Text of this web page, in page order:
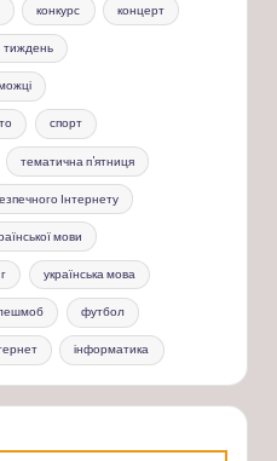
конкурс концерт
тиждень
спорт
тематична п'ятниця
Інтернету
мови
українська мова
футбол
інформатика